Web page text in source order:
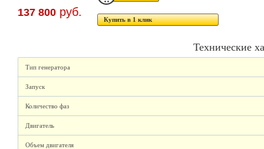
137 800 руб.
Купить в 1 клик
Технические
Тип генератора
Запуск
Количество фаз
Двигатель
Объем двигателя